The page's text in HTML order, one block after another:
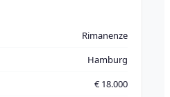
Rimanenze
Hamburg
€ 18.000